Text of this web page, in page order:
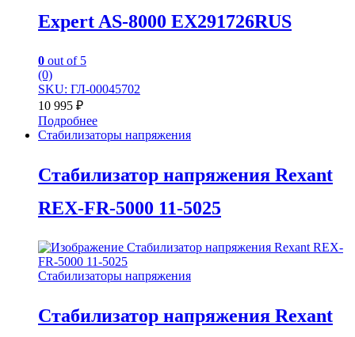
Expert AS-8000 EX291726RUS
0 out of 5
(0)
SKU: ГЛ-00045702
10 995 ₽
Подробнее
Стабилизаторы напряжения
Стабилизатор напряжения Rexant
REX-FR-5000 11-5025
Стабилизаторы напряжения
Стабилизатор напряжения Rexant